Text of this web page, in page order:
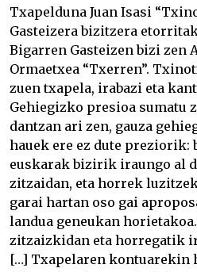
Txapelduna Juan Isasi
Gasteizera bizitzera
Bigarren Gasteizen bizi zen
Ormaetxea “Txerren”.
zuen txapela, irabazi eta
Gehiegizko presioa sumatu
dantzan ari zen, gauza
hauek ere ez dute preziorik:
euskarak bizirik iraungo al
zitzaidan, eta horrek
garai hartan oso gai
landua geneukan
zitzaizkidan eta horregatik
[…] Txapelaren kontuarekin